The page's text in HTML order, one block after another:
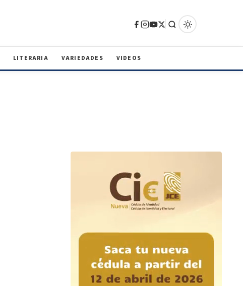
LITERARIA VARIEDADES VIDEOS